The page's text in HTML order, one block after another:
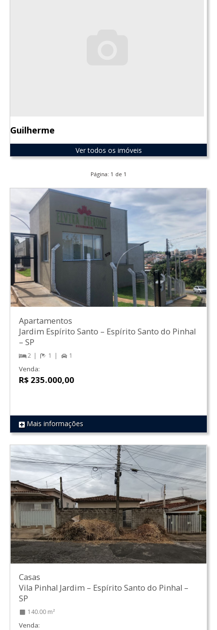
Guilherme
Ver todos os imóveis
Página: 1 de 1
REF 1260
Apartamentos
Jardim Espírito Santo – Espírito Santo do Pinhal
– SP
2 1 1
Venda:
R$ 235.000,00
Mais informações
Casas
Vila Pinhal Jardim – Espírito Santo do Pinhal –
SP
140.00 m²
Venda: